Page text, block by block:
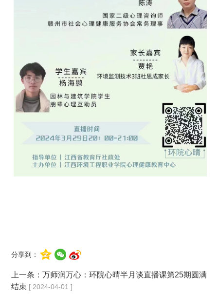
分享到：
上一条： 万师润万心：环院心晴半月谈直播课第25期圆满
结束 [ 2024-04-01 ]